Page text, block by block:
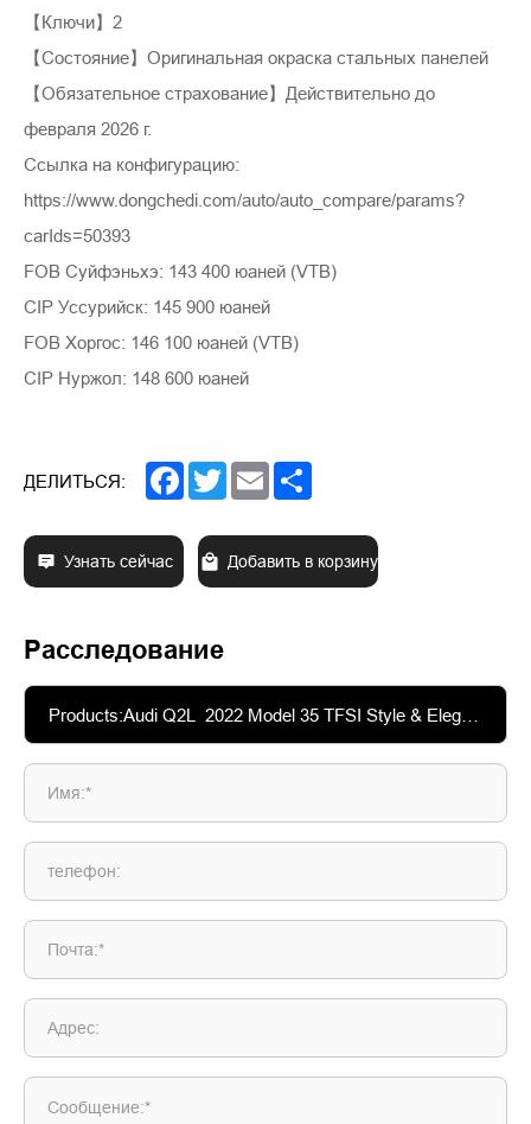
【Ключи】2
【Состояние】Оригинальная окраска стальных панелей
【Обязательное страхование】Действительно до
февраля 2026 г.
Ссылка на конфигурацию:
https://www.dongchedi.com/auto/auto_compare/params?
carIds=50393
FOB Суйфэньхэ: 143 400 юаней (VTB)
CIP Уссурийск: 145 900 юаней
FOB Хоргос: 146 100 юаней (VTB)
CIP Нуржол: 148 600 юаней
ДЕЛИТЬСЯ: Facebook
TwitterEmail
Узнать сейчас Добавить в корзину
Расследование
Имя:*
телефон:
Почта:*
Адрес:
Сообщение:*